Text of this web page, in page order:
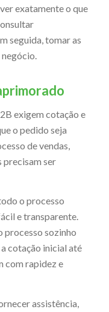
exatamente o que
seguida, tomar as
exigem cotação e
o pedido seja
de vendas,
precisam ser
o processo
e transparente.
processo sozinho
cotação inicial até
com rapidez e
assistência,